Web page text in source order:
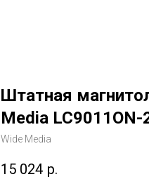
Штатная
Media
Wide Media
15 024 р.